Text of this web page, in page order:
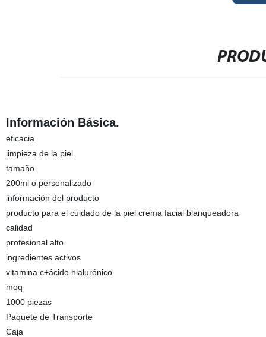
Información Básica.
eficacia
limpieza de la piel
tamaño
200ml o personalizado
información del producto
producto para el cuidado de la piel crema facial blanqueadora
calidad
profesional alto
ingredientes activos
vitamina c+ácido hialurónico
moq
1000 piezas
Paquete de Transporte
Caja